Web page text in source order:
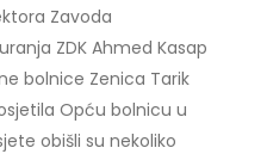
Zavoda
ZDK Ahmed Kasap
bolnice Zenica Tarik
Opću bolnicu u
obišli su nekoliko